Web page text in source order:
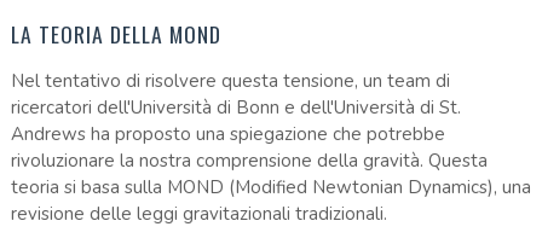
LA TEORIA DELLA MOND
Nel tentativo di risolvere questa tensione, un team di
ricercatori dell'Università di Bonn e dell'Università di St.
Andrews ha proposto una spiegazione che potrebbe
rivoluzionare la nostra comprensione della gravità. Questa
teoria si basa sulla MOND (Modified Newtonian Dynamics), una
revisione delle leggi gravitazionali tradizionali.